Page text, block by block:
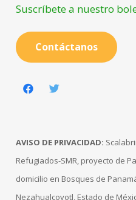
Suscríbete a nuestro
Contáctanos
AVISO DE PRIVACIDAD:
Refugiados-SMR, proyecto de
domicilio en Bosques de
Nezahualcoyotl, Estado de